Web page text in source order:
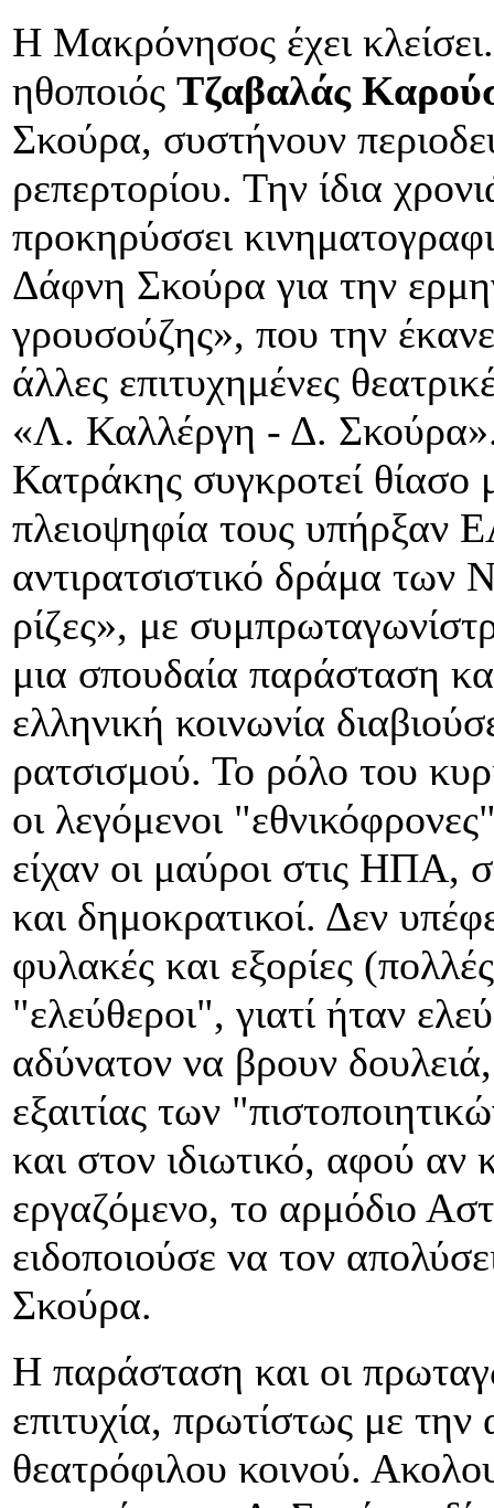
Η Μακρόνησος έχει
ηθοποιός Τζαβαλάς
Σκούρα, συστήνουν
ρεπερτορίου. Την ίδια
προκηρύσσει
Δάφνη Σκούρα για την
γρουσούζης», που την
άλλες επιτυχημένες
«Λ. Καλλέργη - Δ.
Κατράκης συγκροτεί θίασο
πλειοψηφία τους υπήρξαν
αντιρατσιστικό δράμα των
ρίζες», με
μια σπουδαία παράσταση
ελληνική κοινωνία
ρατσισμού. Το ρόλο του
οι λεγόμενοι
είχαν οι μαύροι στις ΗΠΑ,
και δημοκρατικοί. Δεν
φυλακές και εξορίες
"ελεύθεροι", γιατί ήταν
αδύνατον να βρουν
εξαιτίας των
και στον ιδιωτικό, αφού αν
εργαζόμενο, το αρμόδιο
ειδοποιούσε να τον
Σκούρα.
Η παράσταση και οι
επιτυχία, πρωτίστως με
θεατρόφιλου κοινού.